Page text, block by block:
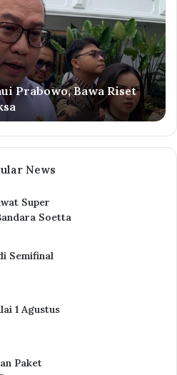
di Istana, Akan
News
Super
Soetta
Semifinal
1 Agustus
Paket